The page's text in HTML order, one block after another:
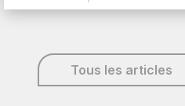
Tous les articles